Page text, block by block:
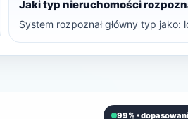
Jaki typ nieruchomości
System rozpoznał główny typ jako:
99% •